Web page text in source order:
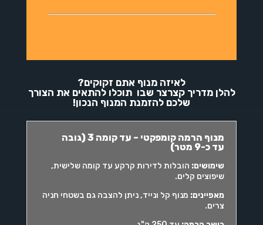
לאיזה מנוף אתם זקוקים?
להלן מדריך קצרצר שבו תוכלו להתאים את הצורך
שלכם להזמנת המנוף הנכון!
מנוף הרמה קומפקטי – עד קומה 3 (גובה
עד כ-9 מטר)
שימושים: הובלות לדירות קרקע עד קומה שלישית,
שיפוצים קלים.
מאפיינים: מנוף קל ונייד, ניתן להצבה גם בשטחי חניה
צרים.